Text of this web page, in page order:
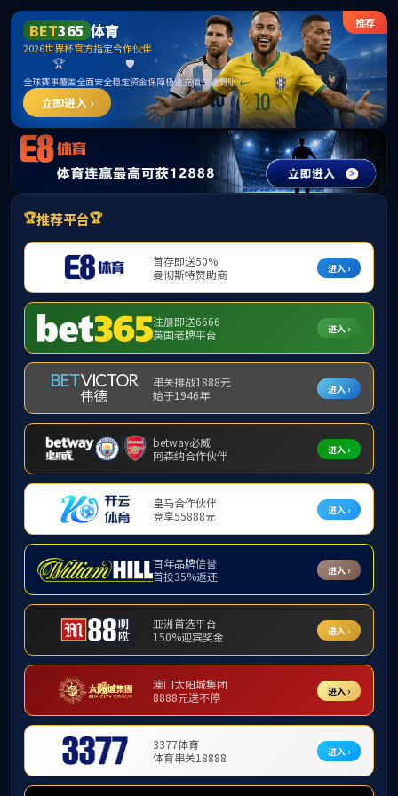
中国·365英国上市(集团)有限公司公司|官
方网站
请输入验证码下载附件